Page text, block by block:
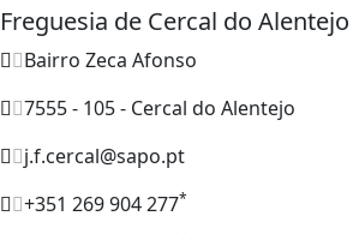
Freguesia de Cercal do Alentejo
Bairro Zeca Afonso
7555 - 105 - Cercal do Alentejo
j.f.cercal@sapo.pt
+351 269 904 277*